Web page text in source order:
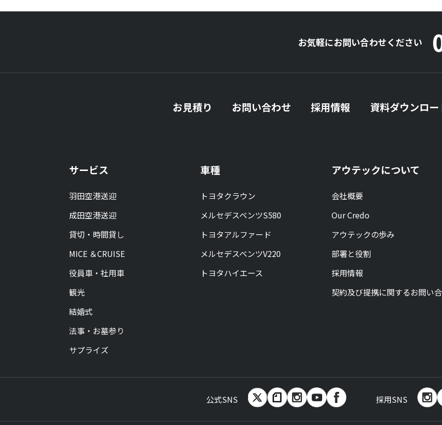
お気軽にお問い合わせください
お見積り お問い合わせ 採用情報 資料ダウンロー
サービス
羽田空港送迎
成田空港送迎
貸切・時間貸し
MICE ＆CRUISE
役員車・社用車
観光
結婚式
法事・お墓参り
サプライズ
車種
トヨタクラウン
メルセデスベンツS580
トヨタアルファード
メルセデスベンツV220
トヨタハイエース
アウテックについて
会社概要
Our Credo
アウテックの歩み
部署と役割
採用情報
契約及び提携に関するお問い
公式SNS 採用SNS